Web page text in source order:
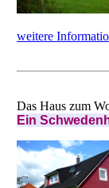
weitere
Das Haus zum
Ein